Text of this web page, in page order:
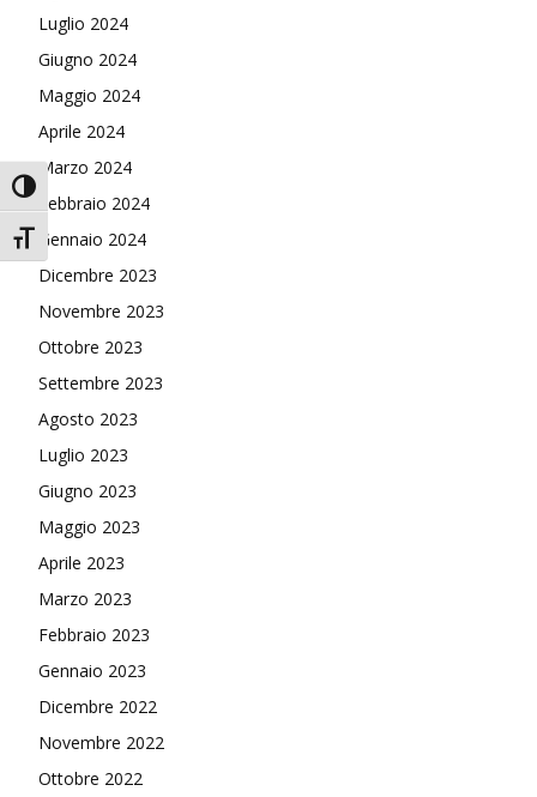
Attiva/disattiva alto contrasto
Attiva/disattiva dimensione testo
Luglio 2024
Giugno 2024
Maggio 2024
Aprile 2024
Marzo 2024
Febbraio 2024
Gennaio 2024
Dicembre 2023
Novembre 2023
Ottobre 2023
Settembre 2023
Agosto 2023
Luglio 2023
Giugno 2023
Maggio 2023
Aprile 2023
Marzo 2023
Febbraio 2023
Gennaio 2023
Dicembre 2022
Novembre 2022
Ottobre 2022